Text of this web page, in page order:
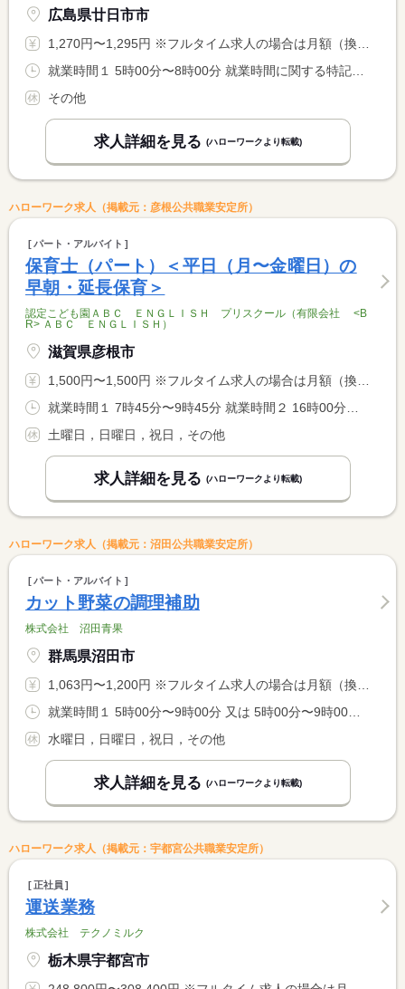
広島県廿日市市
1,270円〜1,295円 ※フルタイム求人の場合は月額（換算額）、パート求人の場合は時間額を表示しています。
その他
求人詳細を見る (ハローワークより転載)
ハローワーク求人（掲載元：彦根公共職業安定所）
パート・アルバイト
保育士（パート）＜平日（月〜金曜日）の
早朝・延長保育＞
認定こども園ＡＢＣ ＥＮＧＬＩＳＨ プリスクール（有限会社 <B
R> ＡＢＣ ＥＮＧＬＩＳＨ）
滋賀県彦根市
1,500円〜1,500円 ※フルタイム求人の場合は月額（換算額）、パート求人の場合は時間額を表示しています。
土曜日，日曜日，祝日，その他
求人詳細を見る (ハローワークより転載)
ハローワーク求人（掲載元：沼田公共職業安定所）
パート・アルバイト
カット野菜の調理補助
株式会社 沼田青果
群馬県沼田市
1,063円〜1,200円 ※フルタイム求人の場合は月額（換算額）、パート求人の場合は時間額を表示しています。
水曜日，日曜日，祝日，その他
求人詳細を見る (ハローワークより転載)
ハローワーク求人（掲載元：宇都宮公共職業安定所）
正社員
運送業務
株式会社 テクノミルク
栃木県宇都宮市